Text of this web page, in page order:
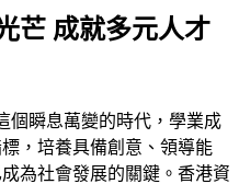
芒 成就多元人才
個瞬息萬變的時代，學業成
，培養具備創意、領導能
為社會發展的關鍵。香港資